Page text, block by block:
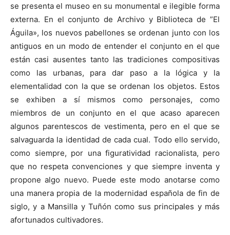
se presenta el museo en su monumental e ilegible forma
externa. En el conjunto de Archivo y Biblioteca de ”El
Águila», los nuevos pabellones se ordenan junto con los
antiguos en un modo de entender el conjunto en el que
están casi ausentes tanto las tradiciones compositivas
como las urbanas, para dar paso a la lógica y la
elementalidad con la que se ordenan los objetos. Estos
se exhiben a sí mismos como personajes, como
miembros de un conjunto en el que acaso aparecen
algunos parentescos de vestimenta, pero en el que se
salvaguarda la identidad de cada cual. Todo ello servido,
como siempre, por una figuratividad racionalista, pero
que no respeta convenciones y que siempre inventa y
propone algo nuevo. Puede este modo anotarse como
una manera propia de la modernidad española de fin de
siglo, y a Mansilla y Tuñón como sus principales y más
afortunados cultivadores.